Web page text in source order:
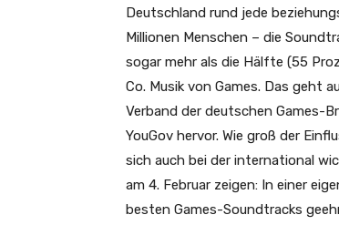
Deutschland rund jede
Millionen Menschen – die
sogar mehr als die Hälfte (55
Co. Musik von Games. Das geht
Verband der deutschen Games-
YouGov hervor. Wie groß der
sich auch bei der international
am 4. Februar zeigen: In einer
besten Games-Soundtracks